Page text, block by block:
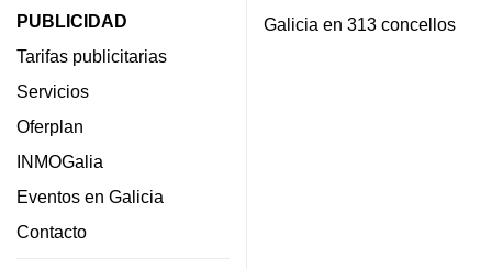
PUBLICIDAD
Tarifas publicitarias
Servicios
Oferplan
INMOGalia
Eventos en Galicia
Contacto
Galicia en 313 concellos